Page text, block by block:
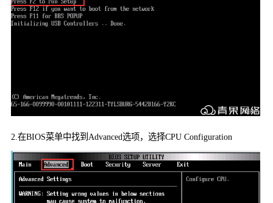
2.在BIOS菜单中找到Advanced选项，选择CPU Configuration